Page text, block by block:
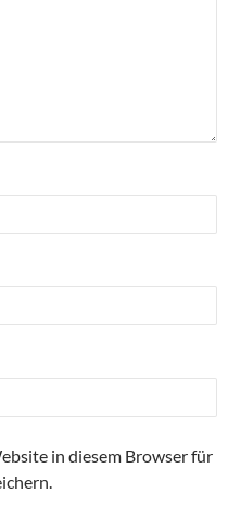
in diesem Browser für